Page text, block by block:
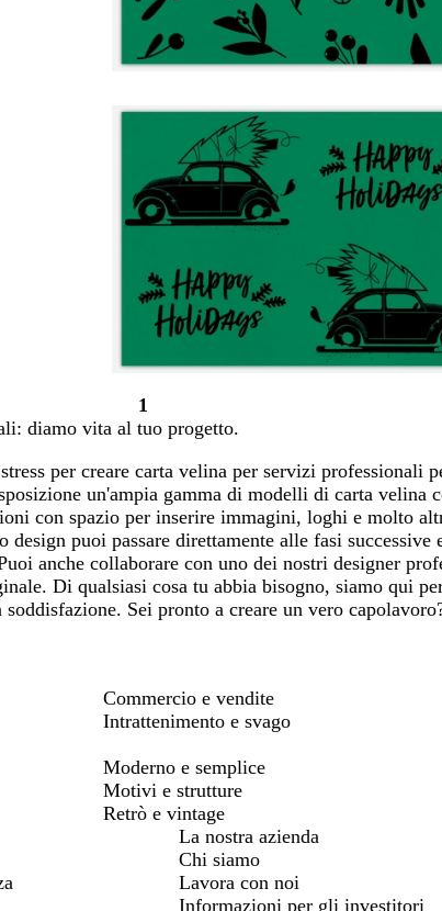
Pagina
1
1
diamo vita al tuo progetto.
per creare carta velina per servizi professionali
un'ampia gamma di modelli di carta velina
con spazio per inserire immagini, loghi e molto
puoi passare direttamente alle fasi successive
anche collaborare con uno dei nostri designer
Di qualsiasi cosa tu abbia bisogno, siamo qui
Sei pronto a creare un vero
Commercio e vendite
Intrattenimento e svago
Moderno e semplice
Motivi e strutture
Retrò e vintage
La nostra azienda
Chi siamo
Lavora con noi
Informazioni per gli investitori